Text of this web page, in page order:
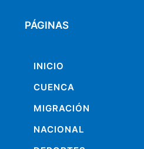
PÁGINAS
INICIO
CUENCA
MIGRACIÓN
NACIONAL